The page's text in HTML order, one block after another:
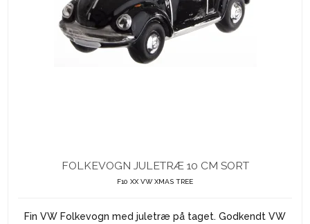
FOLKEVOGN JULETRÆ 10 CM SORT
F10 XX VW XMAS TREE
Fin VW Folkevogn med juletræ på taget. Godkendt VW